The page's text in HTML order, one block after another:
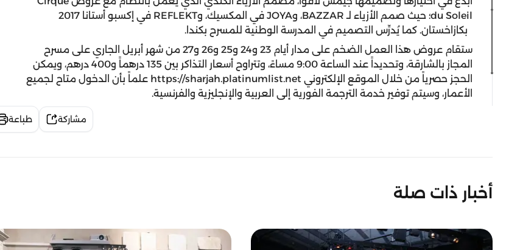
du Soleil؛ حيث صمم الأزياء لـ BAZZAR، وJOYA في المكسيك، وREFLEKT في إكسبو أستانا 2017
بكازاخستان. كما يُدرِّس التصميم في المدرسة الوطنية للمسرح بكندا.
ستقام عروض هذا العمل الضخم على مدار أيام 23 و24 و25 و26 و27 من شهر أبريل الجاري على مسرح
المجاز بالشارقة، وتحديداً عند الساعة 9:00 مساءً، وتتراوح أسعار التذاكر بين 135 درهماً و400 درهم، ويمكن
الحجز حصرياً من خلال الموقع الإلكتروني https://sharjah.platinumlist.net علماً بأن الدخول متاح لجميع
الأعمار، وسيتم توفير خدمة الترجمة الفورية إلى العربية والإنجليزية والفرنسية.
مشاركة طباعة
أخبار ذات صلة